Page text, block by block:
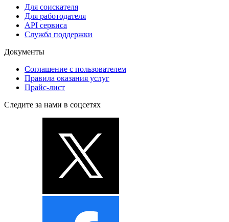
Для соискателя
Для работодателя
API сервиса
Служба поддержки
Документы
Соглашение с пользователем
Правила оказания услуг
Прайс-лист
Следите за нами в соцсетях